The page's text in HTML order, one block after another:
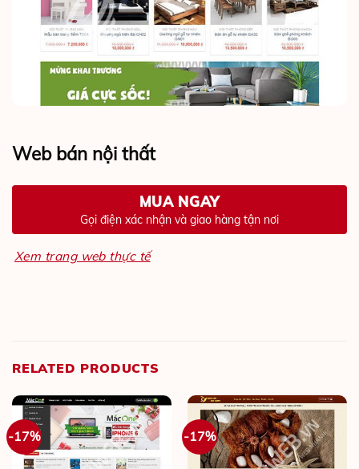
Web bán nội thất
MUA NGAY
Gọi điện xác nhận và giao hàng tận nơi
Xem trang web thực tế
RELATED PRODUCTS
-17% -17%